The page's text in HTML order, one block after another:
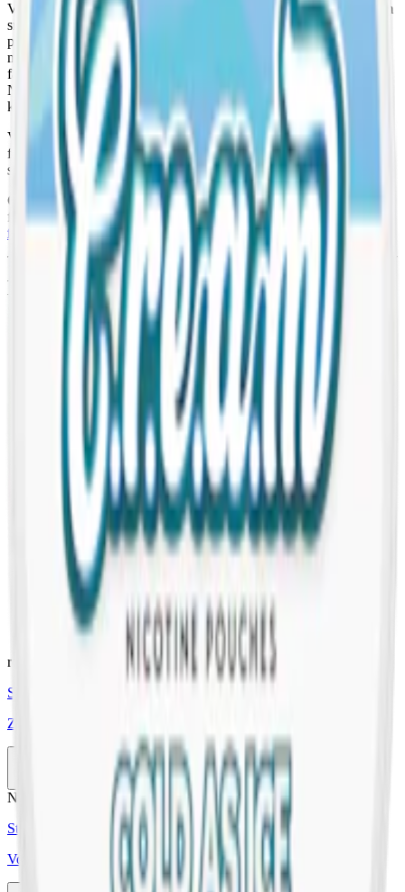
Volt Cool Crisp Mint Stark, tillverkad av Swedish Match, är en slim
snus som är torr på ytan med fuktigare innehåll. En frisk smak av
pepparmint i varje prilla. Denna starka variant innehåller 1,5%
nikotin och varje prilla väger 0,7 gram. Med 21 prillor i varje dosa,
får du en en total snusvikt på 14,7 gram i varje snusdosa.
Nikotinhalten i varje prilla är 10,5 milligram, vilket ger dig en
kraftfullare upplevelse.
Volt Cool Crisp Mint Stark innehåller bland annat fyllnadsmedel,
fuktighetsbevarande medel, surhetsreglerande medel och
sötningsmedel. Se komplett innehållsdeklaration nedan.
OBS!
Under oktober, november och december 2024 kommer Volt
fasas ut som varumärke. Läs mer om förändringarna här:
Volt snus
försvinner, förändras och byter namn
Fakta om Volt Cool Crisp Mint Stark
Varumärke: Volt
Tillverkare:
Swedish Match
Snustyp:
tobaksfritt snus
Torrhet:torr
Styrka:starkt vitt snus
Format/storlek:
slim
Smak:
mint
Ingredienser:
fuktighetsbevarande medel (E422, glycerol), salt,
surhetsreglerande medel (E334, l-vinsyra; E500,
natriumkarbonater; E509, kalciumklorid), nikotin,
sötningsmedel (E950, acesulfam k) samt aromer.
relaterade produkter
Styrka Normal · Slim
Zone X Cold Blast Stark
Nikotinfri
Styrka Nikotinfri · Slim
Voon Cool Spearmint